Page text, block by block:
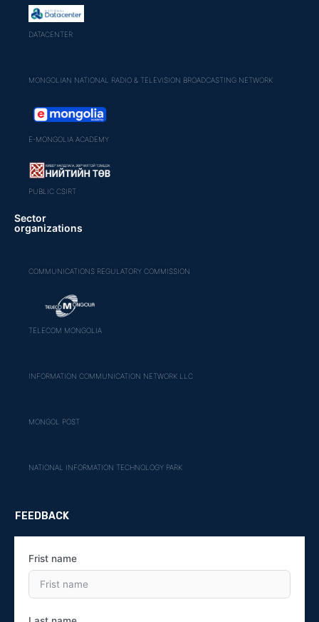
DATACENTER
MONGOLIAN NATIONAL RADIO & TELEVISION BROADCASTING NETWORK
E-MONGOLIA ACADEMY
PUBLIC CSIRT
Sector
organizations
COMMUNICATIONS REGULATORY COMMISSION
TELECOM MONGOLIA
INFORMATION COMMUNICATION NETWORK LLC
MONGOL POST
NATIONAL INFORMATION TECHNOLOGY PARK
FEEDBACK
Frist name